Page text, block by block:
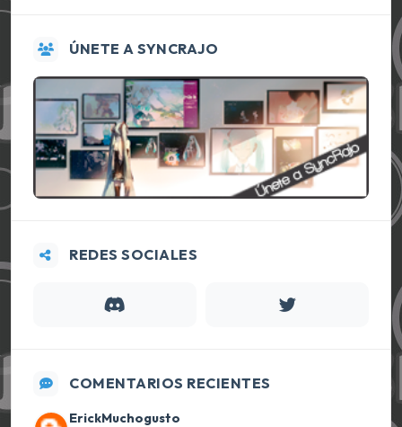
ÚNETE A SYNCRAJO
REDES SOCIALES
COMENTARIOS RECIENTES
ErickMuchogusto